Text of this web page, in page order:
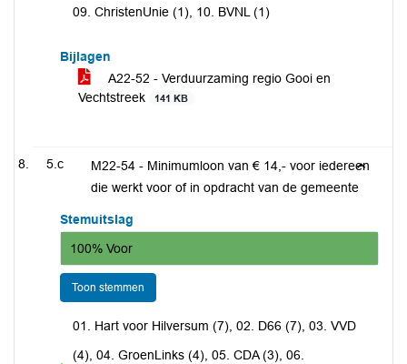
09. ChristenUnie (1), 10. BVNL (1)
Bijlagen
A22-52 - Verduurzaming regio Gooi en
Vechtstreek
141 KB
5.c
M22-54 - Minimumloon van € 14,- voor iedereen
die werkt voor of in opdracht van de gemeente
Stemuitslag
100% Voor
Toon stemmen
01. Hart voor Hilversum (7), 02. D66 (7), 03. VVD
(4), 04. GroenLinks (4), 05. CDA (3), 06.